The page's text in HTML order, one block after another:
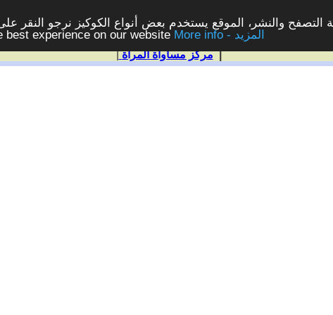
والنشر، الموقع يستخدم بعض أنواع الكوكيز نرجو النقر
experience on our website
More info - المزيد
| مركز مساواة المرأة|